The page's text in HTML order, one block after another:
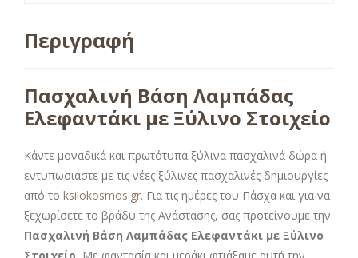
Περιγραφή
Πασχαλινή Βάση Λαμπάδας
Ελεφαντάκι με Ξύλινο Στοιχείο
Κάντε μοναδικά και πρωτότυπα ξύλινα πασχαλινά δώρα ή
εντυπωσιάστε με τις νέες ξύλινες πασχαλινές δημιουργίες
από το ksilokosmos.gr. Για τις ημέρες του Πάσχα και για να
ξεχωρίσετε το βράδυ της Ανάστασης, σας προτείνουμε την
Πασχαλινή Βάση Λαμπάδας Ελεφαντάκι με Ξύλινο
Στοιχείο. Με φαντασία και μεράκι φτιάξαμε αυτή την